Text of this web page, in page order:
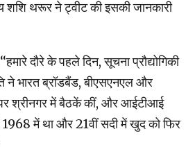
शशि थरूर ने ट्वीट की इसकी जानकारी
दौरे के पहले दिन, सूचना प्रौद्योगिकी
ने भारत ब्रॉडबैंड, बीएसएनएल और
श्रीनगर में बैठकें कीं, और आईटीआई
1968 में था और 21वीं सदी में खुद को फिर